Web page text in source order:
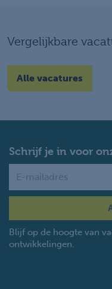
Vergelijkbare
Alle vacatures
Schrijf je in voor
Blijf op de hoogte van
ontwikkelingen.